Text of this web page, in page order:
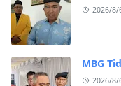
2026/8/
MBG
2026/8/